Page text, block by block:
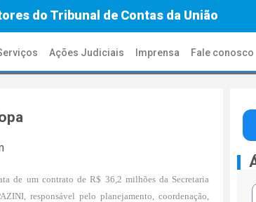
do Tribunal de Contas da União
Ações Judiciais Imprensa Fale conosco
de um contrato de R$ 36,2 milhões da Secretaria
responsável pelo planejamento, coordenação,